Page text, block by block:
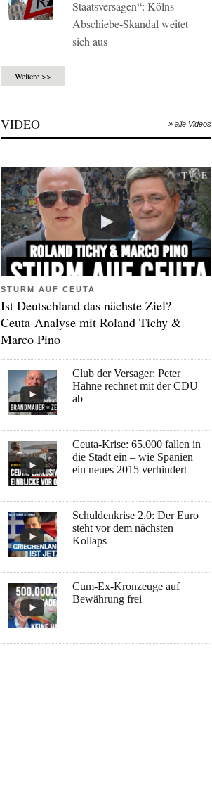
Staatsversagen“: Kölns
Abschiebe-Skandal weitet
sich aus
Weitere >>
VIDEO » alle Videos
STURM AUF CEUTA
Ist Deutschland das nächste Ziel? –
Ceuta-Analyse mit Roland Tichy &
Marco Pino
Club der Versager: Peter
Hahne rechnet mit der CDU
ab
Ceuta-Krise: 65.000 fallen in
die Stadt ein – wie Spanien
ein neues 2015 verhindert
Schuldenkrise 2.0: Der Euro
steht vor dem nächsten
Kollaps
Cum-Ex-Kronzeuge auf
Bewährung frei